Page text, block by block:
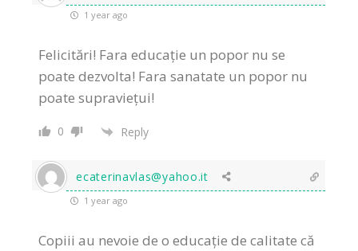
1 year ago
Felicitări! Fara educație un popor nu se
poate dezvolta! Fara sanatate un popor nu
poate supraviețui!
0 Reply
ecaterinavlas@yahoo.it
1 year ago
Copiii au nevoie de o educație de calitate că